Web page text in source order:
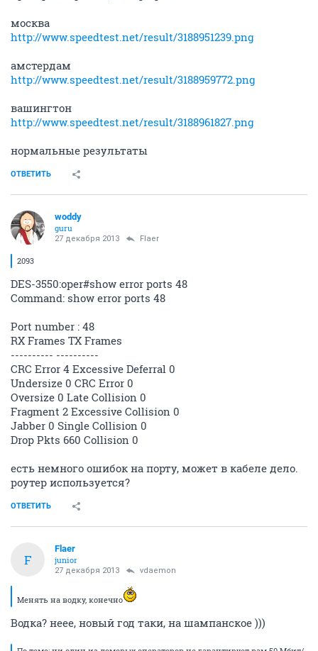
ОТВЕТИТЬ
F
Flaer
junior
Как раньше инет работал устаивало пусть 50 Мбит/с
заявленных там никогда и не бывает...
безразницы. Цифры не столь важны, а закачать
сейчас ничего не получается...
И что есть проблемы со связью спидтест показывает,
более того, технический специалист от ЭГ прошлый
раз именно спидтест и использовал...
ОТВЕТИТЬ
qpeHpup
junior
26 декабря 2013 Flaer
А в чем щас проблема если не секрет? (например:
адрес какой-нить, самому интересно)
ОТВЕТИТЬ
V
vdaemon
veteran
Менять на водку, конечно
По теме: ни один из домовых операторов не
гарантирует вам 50 Мбит/с до далекого зарубежья,
Проверяется скорость так: скачивается популярный
торрент, гигов несколько.
Скорость в Мб/с переводим в Мбит/с, те множим на